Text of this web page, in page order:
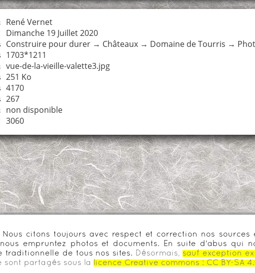
René Vernet
Dimanche 19 Juillet 2020
Construire pour durer → Châteaux → Domaine de Tourris →
1703*1211
vue-de-la-vieille-valette3.jpg
251 Ko
4170
267
non disponible
3060
citons toujours avec respect et correction nos
empruntez photos et documents. En suite d'abus qui
traditionnelle de tous nos sites.
Désormais, sauf exception
sont partagés sous la
licence Creative commons : CC BY-SA